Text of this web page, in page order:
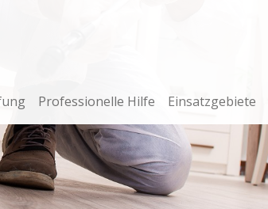
Professionelle Hilfe Einsatzgebiete